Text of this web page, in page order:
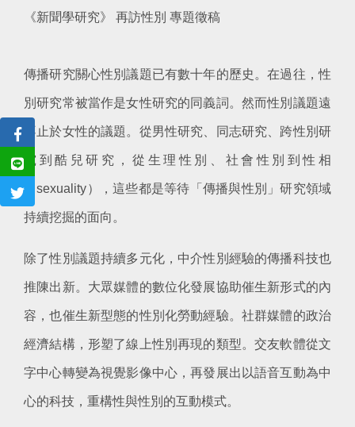
《新聞學研究》 再訪性別 專題徵稿
傳播研究關心性別議題已有數十年的歷史。在過往，性
別研究常被當作是女性研究的同義詞。然而性別議題遠
不止於女性的議題。從男性研究、同志研究、跨性別研
究到酷兒研究，從生理性別、社會性別到性相
（sexuality），這些都是等待「傳播與性別」研究領域
持續挖掘的面向。
除了性別議題持續多元化，中介性別經驗的傳播科技也
推陳出新。大眾媒體的數位化發展協助催生新形式的內
容，也催生新型態的性別化勞動經驗。社群媒體的政治
經濟結構，形塑了線上性別再現的類型。交友軟體從文
字中心轉變為視覺影像中心，再發展出以語音互動為中
心的科技，重構性與性別的互動模式。